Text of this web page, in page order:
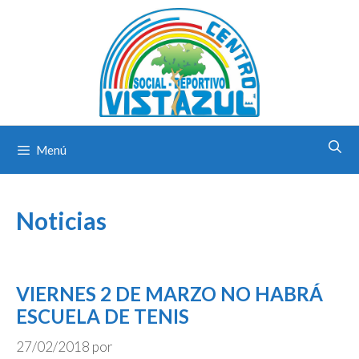
Menú
Noticias
VIERNES 2 DE MARZO NO HABRÁ
ESCUELA DE TENIS
27/02/2018 por